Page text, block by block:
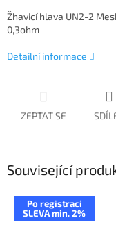
Žhavicí hlava UN2-2
0,3ohm
Detailní informace
ZEPTAT SE
Související
Po registraci
SLEVA min. 2%